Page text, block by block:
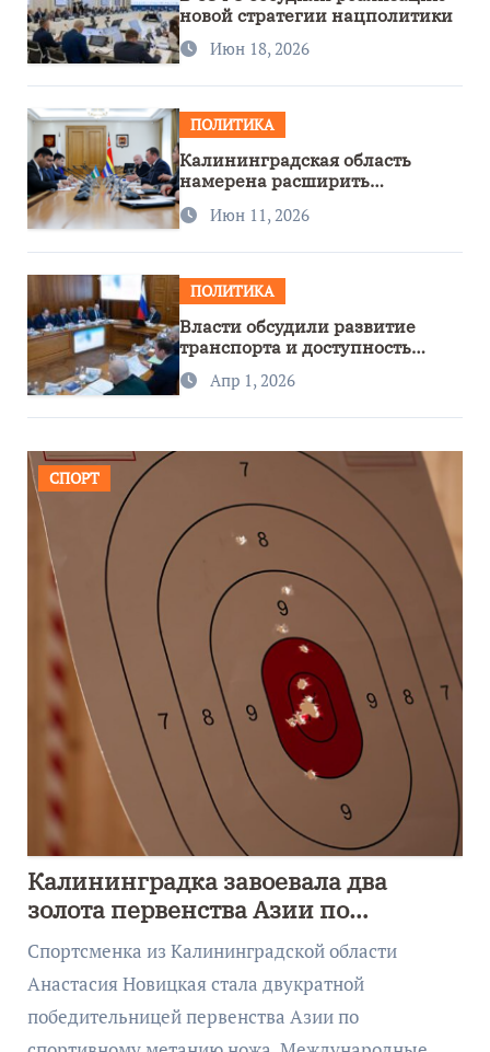
новой стратегии нацполитики
Июн 18, 2026
ПОЛИТИКА
Калининградская область
намерена расширить
сотрудничество с Узбекистаном
Июн 11, 2026
ПОЛИТИКА
Власти обсудили развитие
транспорта и доступность
региона
Апр 1, 2026
СПОРТ
Калининградка завоевала два
золота первенства Азии по
метанию ножа
Спортсменка из Калининградской области
Анастасия Новицкая стала двукратной
победительницей первенства Азии по